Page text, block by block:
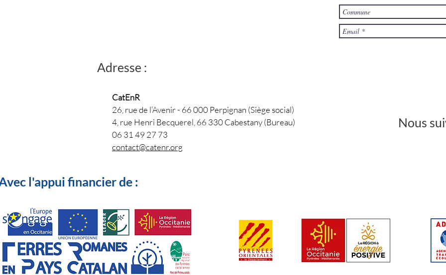
Adresse :
CatEnR
26, rue de l’Avenir - 66 000 Perpignan (Siège social)
4, rue Henri Becquerel, 66 330 Cabestany (Bureau)
06 31 49 27 73
contact@catenr.org
Nous
l'appui financier de :